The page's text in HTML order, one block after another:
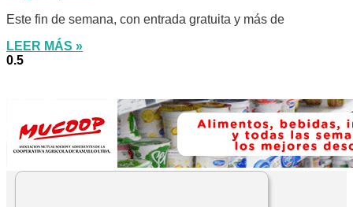
Este fin de semana, con entrada gratuita y más de
LEER MÁS »